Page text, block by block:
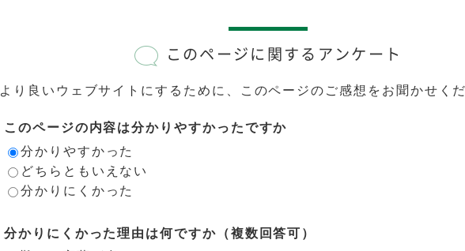
このページに関するアンケート
より良いウェブサイトにするために、このページのご感想をお聞かせく
このページの内容は分かりやすかったですか
分かりやすかった
どちらともいえない
分かりにくかった
分かりにくかった理由は何ですか（複数回答可）